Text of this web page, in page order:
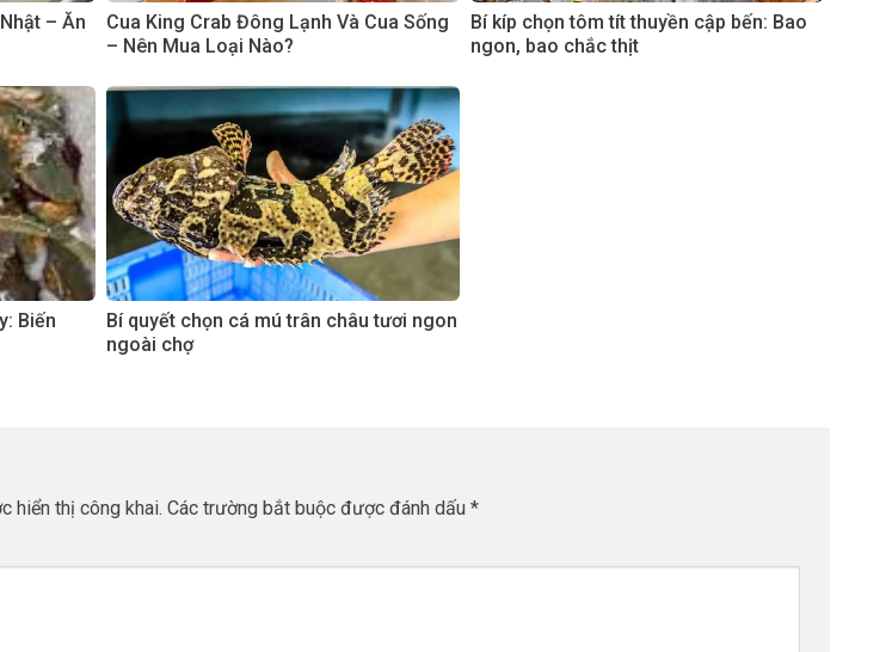
– Ăn
Cua King Crab Đông Lạnh Và Cua Sống
– Nên Mua Loại Nào?
Bí kíp chọn tôm tít thuyền cập bến: Bao
ngon, bao chắc thịt
Biến
Bí quyết chọn cá mú trân châu tươi ngon
ngoài chợ
hiển thị công khai. Các trường bắt buộc được đánh dấu *